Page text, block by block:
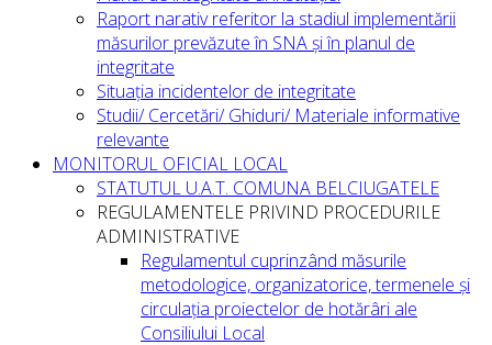
Raport narativ referitor la stadiul implementării
măsurilor prevăzute în SNA și în planul de
integritate
Situația incidentelor de integritate
Studii/ Cercetări/ Ghiduri/ Materiale informative
relevante
MONITORUL OFICIAL LOCAL
STATUTUL U.A.T. COMUNA BELCIUGATELE
REGULAMENTELE PRIVIND PROCEDURILE
ADMINISTRATIVE
Regulamentul cuprinzând măsurile
metodologice, organizatorice, termenele și
circulația proiectelor de hotărâri ale
Consiliului Local